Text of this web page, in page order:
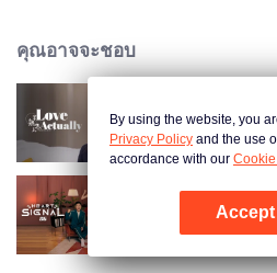
คุณอาจจะชอบ
Love actually
Heart Signal S6
By using the website, you
Privacy Policy and the use
accordance with our
Accept